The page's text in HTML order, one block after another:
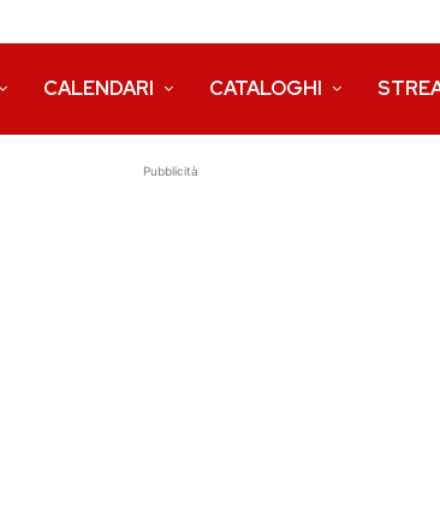
CALENDARI CATALOGHI
Pubblicità